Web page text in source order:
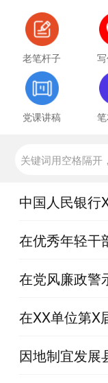
老笔杆子
党课讲稿
中国人民银行
在优秀年轻干
在党风廉政警
在XX单位第X
因地制宜发展